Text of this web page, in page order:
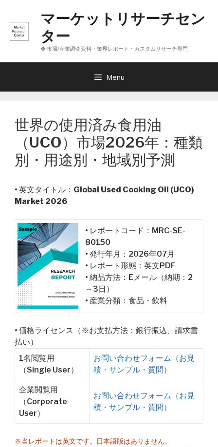
へ
マーケットリサーチセン
ター
❖ 市場/産業調査資料・業界レポート・カスタムリサーチ専門
Menu
世界の使用済み食用油
（UCO）市場2026年：種類
別・用途別・地域別予測
• 英文タイトル： Global Used Cooking Oil (UCO)
Market 2026
• レポートコード：MRC-SE-
80150
• 発行年月：2026年07月
• レポート形態：英文PDF
• 納品方法：Eメール（納期：2
～3日）
• 産業分類：食品・飲料
• 価格ライセンス（※お支払方法：銀行振込、請求書
払い）
1名閲覧用
（Single User）
お問い合わせフォーム（お見
積・サンプル・質問）
企業閲覧用
（Corporate
User）
お問い合わせフォーム（お見
積・サンプル・質問）
※当レポートは英文です。日本語版はありません。